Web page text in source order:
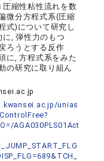
圧縮性粘性流れを数
微分方程式系(圧縮
式)について研究し
, 弾性力のもつ
ろうとする反作
に, 方程式系をみた
の研究に取り組ん
unias
AGA030PLS01Act